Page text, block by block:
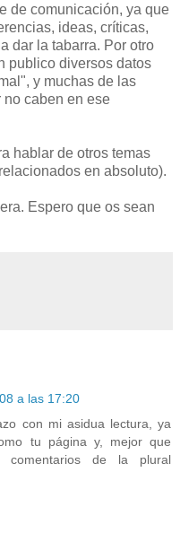
de comunicación, ya que
ideas, críticas,
dar la tabarra. Por otro
publico diversos datos
y muchas de las
caben en ese
hablar de otros temas
en absoluto).
Espero que os sean
a las 17:20
con mi asidua lectura, ya
tu página y, mejor que
comentarios de la plural